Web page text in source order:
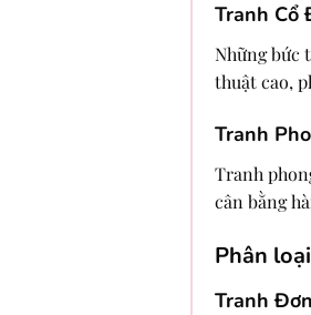
Tranh Cổ
Những bức
thuật cao,
Tranh
Tranh
cân bằng
Phân
Tranh Đơn